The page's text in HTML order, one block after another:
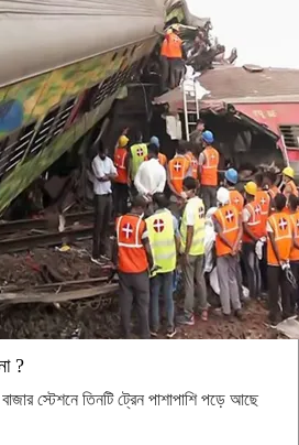
?
স্টেশনে তিনটি ট্রেন পাশাপাশি পড়ে আছে